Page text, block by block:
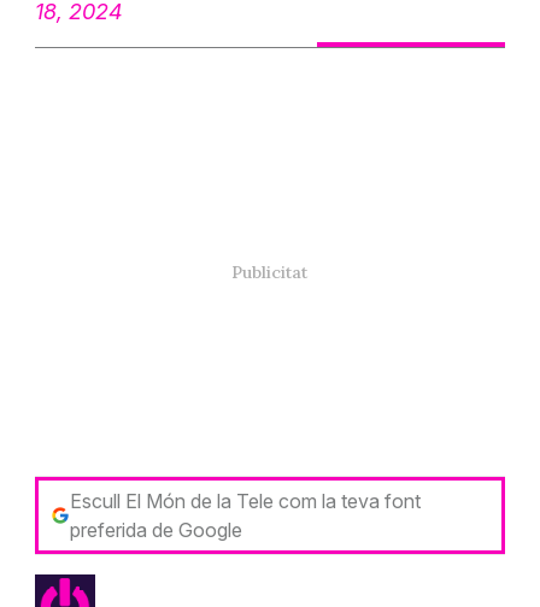
18, 2024
Escull El Món de la Tele com la teva font
preferida de Google